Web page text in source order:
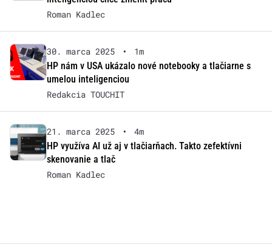
Roman Kadlec
30. marca 2025 •
1m
HP nám v USA ukázalo nové notebooky a tlačiarne s
umelou inteligenciou
Redakcia TOUCHIT
21. marca 2025 •
4m
HP využíva AI už aj v tlačiarňach. Takto zefektívni
skenovanie a tlač
Roman Kadlec